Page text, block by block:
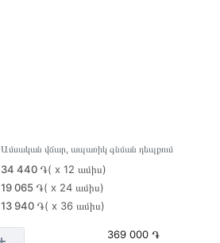
Ամսական վճար, ապառիկ գնման դեպքում
34 440 ֏( x 12 ամիս)
19 065 ֏( x 24 ամիս)
13 940 ֏( x 36 ամիս)
369 000 ֏